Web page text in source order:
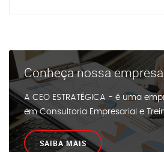
Conheça nossa empresa
A CEO ESTRATÉGICA - é uma
em Consultoria Empresarial e
SAIBA MAIS